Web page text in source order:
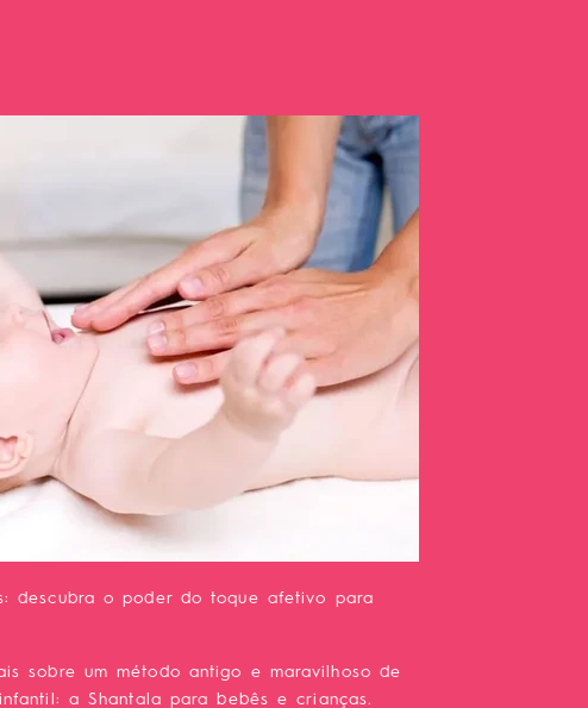
descubra o poder do toque afetivo para
sobre um método antigo e maravilhoso de
a Shantala para bebês e crianças.